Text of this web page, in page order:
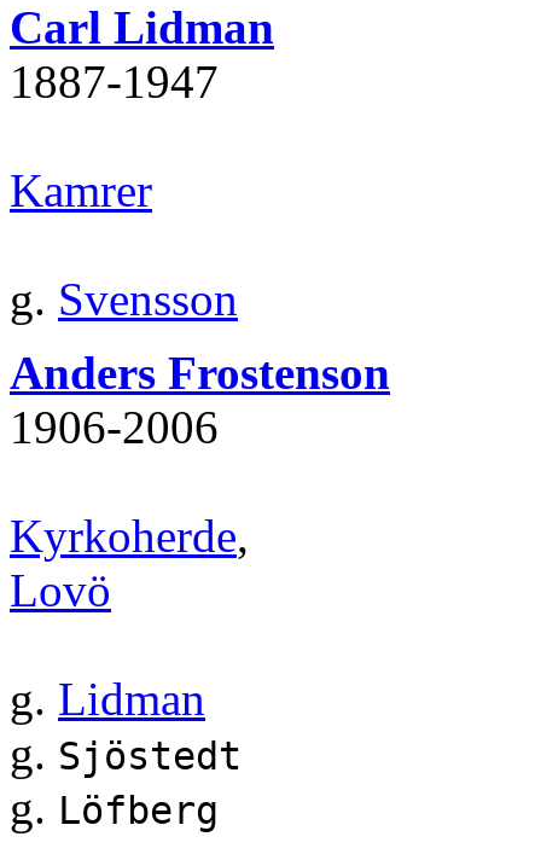
Carl Lidman
1887‐1947
Kamrer
g. Svensson
Anders Frostenson
1906‐2006
Kyrkoherde,
Lovö
g. Lidman
g. Sjöstedt
g. Löfberg